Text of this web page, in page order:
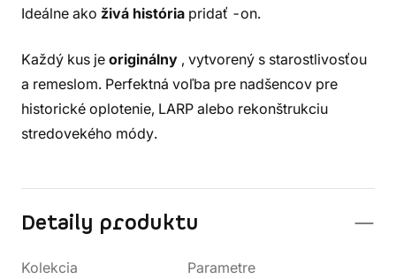
Ideálne ako živá história pridať -on.
Každý kus je originálny , vytvorený s starostlivosťou
a remeslom. Perfektná voľba pre nadšencov pre
historické oplotenie, LARP alebo rekonštrukciu
stredovekého módy.
Detaily produktu
Kolekcia
Parametre